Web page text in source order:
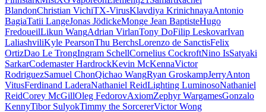
BlandonChristian VichiTX-VirusKlavdiya KrinichnayaAntonio
BagiaTatii LangeJonas JödickeMonge Jean BaptisteHugo
FredoueilLikun WangAdrian VirlanTony DoFilip LeskovarIvan
LaliashviliKyle PearsonThu BerchsLorenzo de SanctisFelix
OrtizDao Le TrongIngram SchellCornelius CockroftNino IsSatyaki
SarkarCodemaster HardrockKevin McKennaVictor
RodriguezSamuel ChonQichao WangRyan GroskampJerryAnton
VitusFerdinand LaderaNathaniel ReidLighting LuminosoNathaniel
ReidCorey McGillOleg FedorovAxiomZephyr WargamesGonzalo
KennyTibor SulyokTimmy the SorcererVictor Wong